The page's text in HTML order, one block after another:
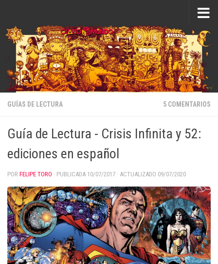
GUÍAS DE LECTURA 5 COMENTARIOS
Guía de Lectura - Crisis Infinita y 52:
ediciones en español
POR FELIPE TORO · PUBLICADA 10/07/2017 · ACTUALIZADO 09/07/2020